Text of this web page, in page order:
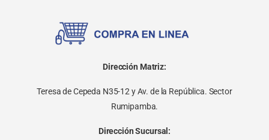
Dirección Matriz:
Teresa de Cepeda N35-12 y Av. de la República. Sector
Rumipamba.
Dirección Sucursal: